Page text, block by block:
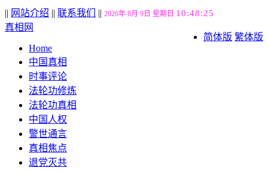
|| 网站介绍 || 联系我们 || 2026年 8月 9日 星期日 10:48:26
简体版 繁体版
真相网
Home
中国真相
时事评论
法轮功修炼
法轮功真相
中国人权
警世通言
真相焦点
退党灭共